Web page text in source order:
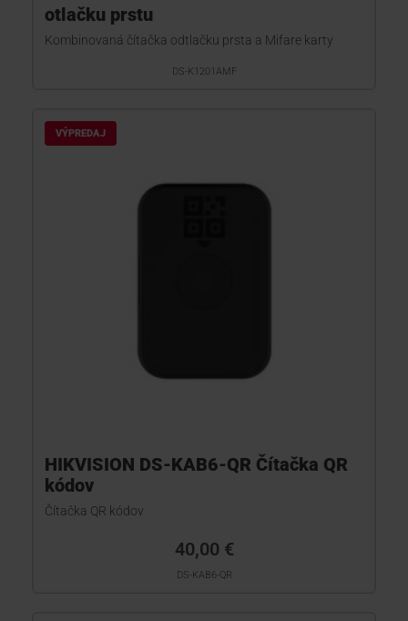
otlačku prstu
Kombinovaná čítačka odtlačku prsta a Mifare karty
DS-K1201AMF
VÝPREDAJ
HIKVISION DS-KAB6-QR Čítačka QR
kódov
Čítačka QR kódov
40,00 €
DS-KAB6-QR